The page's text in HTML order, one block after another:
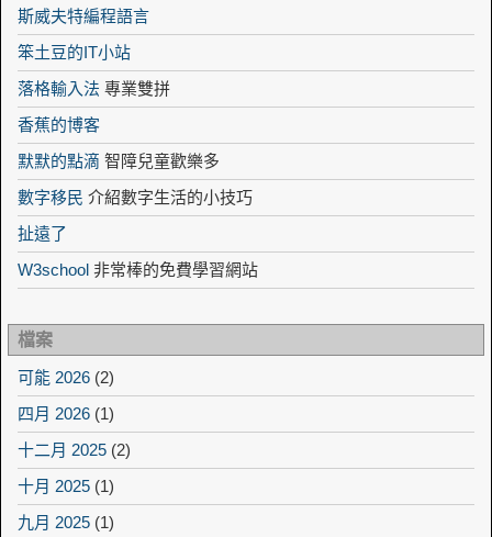
斯威夫特編程語言
笨土豆的IT小站
落格輸入法 專業雙拼
香蕉的博客
默默的點滴 智障兒童歡樂多
數字移民 介紹數字生活的小技巧
扯遠了
W3school 非常棒的免費學習網站
檔案
可能 2026 (2)
四月 2026 (1)
十二月 2025 (2)
十月 2025 (1)
九月 2025 (1)